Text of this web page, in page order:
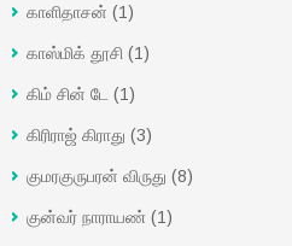
காளிதாசன் (1)
காஸ்மிக் தூசி (1)
கிம் சின் டே (1)
கிரிராஜ் கிராது (3)
குமரகுருபரன் விருது (8)
குன்வர் நாராயண் (1)